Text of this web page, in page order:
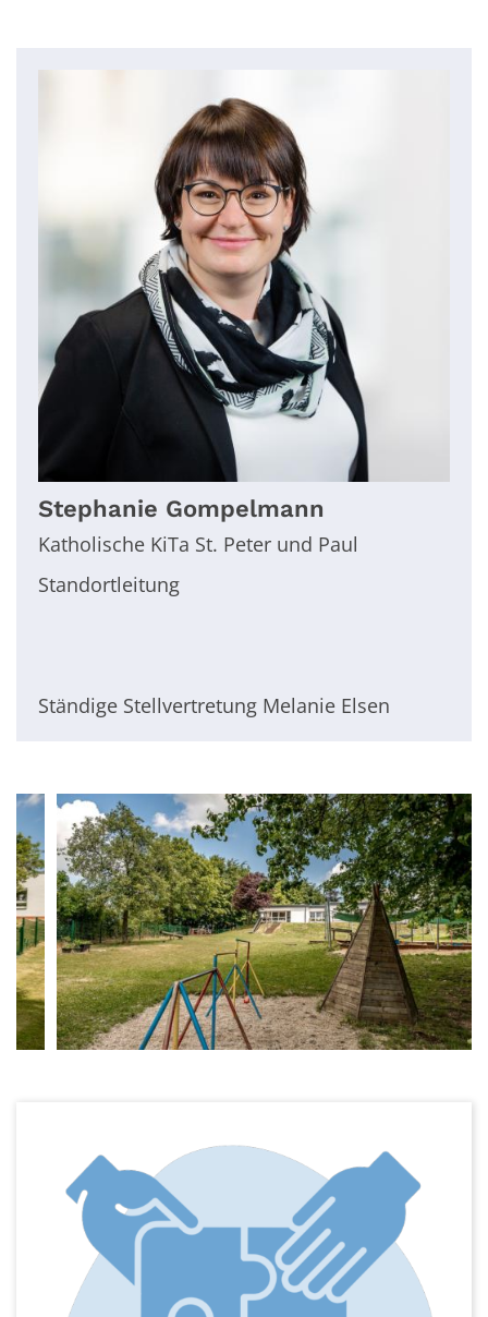
Stephanie Gompelmann
Katholische KiTa St. Peter und Paul
Standortleitung
Ständige Stellvertretung Melanie Elsen